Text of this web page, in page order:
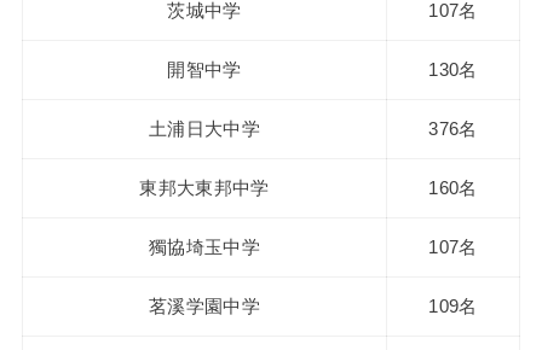
茨城中学 107名
開智中学 130名
土浦日大中学 376名
東邦大東邦中学 160名
獨協埼玉中学 107名
茗溪学園中学 109名